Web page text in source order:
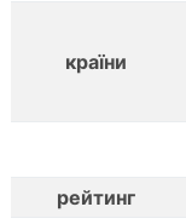
країни
рейтинг